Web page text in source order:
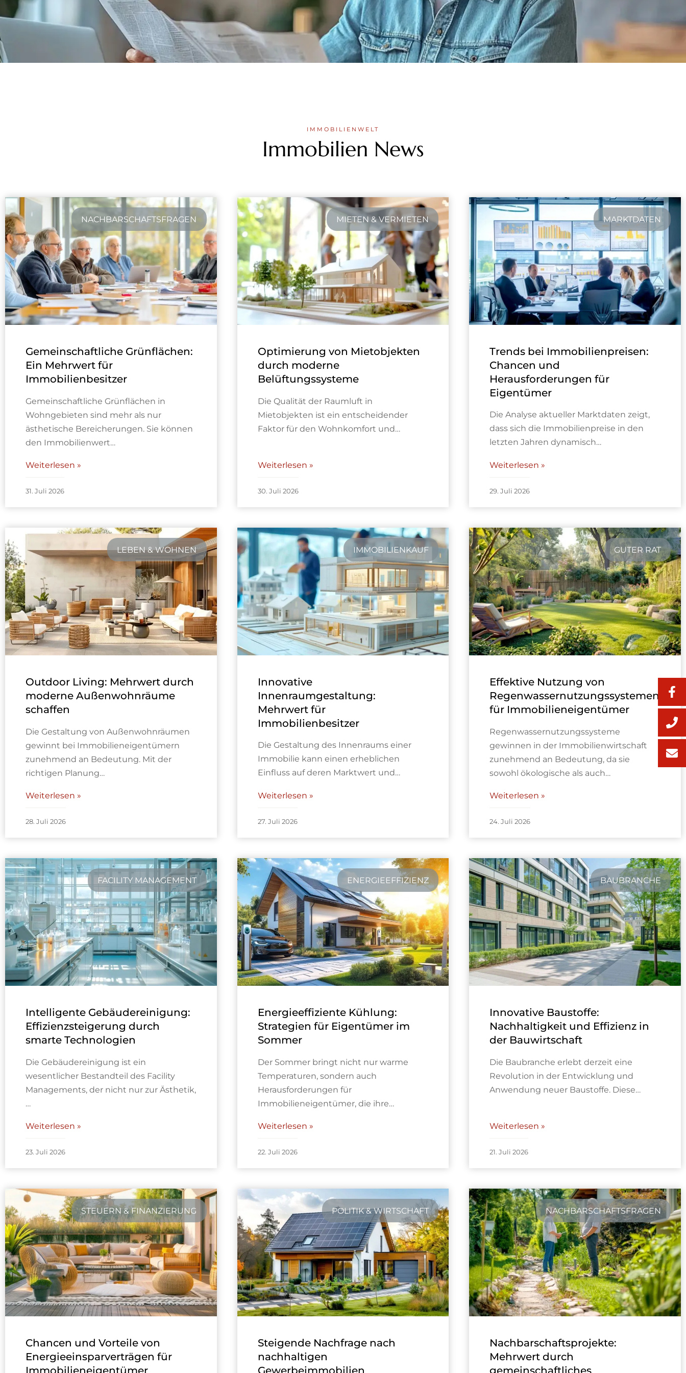
IMMOBILIENWELT
Immobilien News
NACHBARSCHAFTSFRAGEN
Gemeinschaftliche Grünflächen:
Ein Mehrwert für
Immobilienbesitzer
Gemeinschaftliche Grünflächen in
Wohngebieten sind mehr als nur
ästhetische Bereicherungen. Sie können
den Immobilienwert…
Weiterlesen »
31. Juli 2026
MIETEN & VERMIETEN
Optimierung von Mietobjekten
durch moderne
Belüftungssysteme
Die Qualität der Raumluft in
Mietobjekten ist ein entscheidender
Faktor für den Wohnkomfort und…
Weiterlesen »
30. Juli 2026
MARKTDATEN
Trends bei Immobilienpreisen:
Chancen und
Herausforderungen für
Eigentümer
Die Analyse aktueller Marktdaten zeigt,
dass sich die Immobilienpreise in den
letzten Jahren dynamisch…
Weiterlesen »
29. Juli 2026
LEBEN & WOHNEN
Outdoor Living: Mehrwert durch
moderne Außenwohnräume
schaffen
Die Gestaltung von Außenwohnräumen
gewinnt bei Immobilieneigentümern
zunehmend an Bedeutung. Mit der
richtigen Planung…
Weiterlesen »
28. Juli 2026
IMMOBILIENKAUF
Innovative
Innenraumgestaltung:
Mehrwert für
Immobilienbesitzer
Die Gestaltung des Innenraums einer
Immobilie kann einen erheblichen
Einfluss auf deren Marktwert und…
Weiterlesen »
27. Juli 2026
GUTER RAT
Effektive Nutzung von
Regenwassernutzungssystemen
für Immobilieneigentümer
Regenwassernutzungssysteme
gewinnen in der Immobilienwirtschaft
zunehmend an Bedeutung, da sie
sowohl ökologische als auch…
Weiterlesen »
24. Juli 2026
FACILITY MANAGEMENT
Intelligente Gebäudereinigung:
Effizienzsteigerung durch
smarte Technologien
Die Gebäudereinigung ist ein
wesentlicher Bestandteil des Facility
Managements, der nicht nur zur Ästhetik,
…
Weiterlesen »
23. Juli 2026
ENERGIEEFFIZIENZ
Energieeffiziente Kühlung:
Strategien für Eigentümer im
Sommer
Der Sommer bringt nicht nur warme
Temperaturen, sondern auch
Herausforderungen für
Immobilieneigentümer, die ihre…
Weiterlesen »
22. Juli 2026
BAUBRANCHE
Innovative Baustoffe:
Nachhaltigkeit und Effizienz in
der Bauwirtschaft
Die Baubranche erlebt derzeit eine
Revolution in der Entwicklung und
Anwendung neuer Baustoffe. Diese…
Weiterlesen »
21. Juli 2026
STEUERN & FINANZIERUNG
Chancen und Vorteile von
Energieeinsparverträgen für
Immobilieneigentümer
POLITIK & WIRTSCHAFT
Steigende Nachfrage nach
nachhaltigen
Gewerbeimmobilien
NACHBARSCHAFTSFRAGEN
Nachbarschaftsprojekte:
Mehrwert durch
gemeinschaftliches